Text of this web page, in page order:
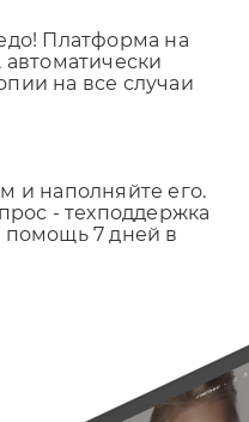
Платформа на
автоматически
на все случаи
и наполняйте его.
- техподдержка
7 дней в